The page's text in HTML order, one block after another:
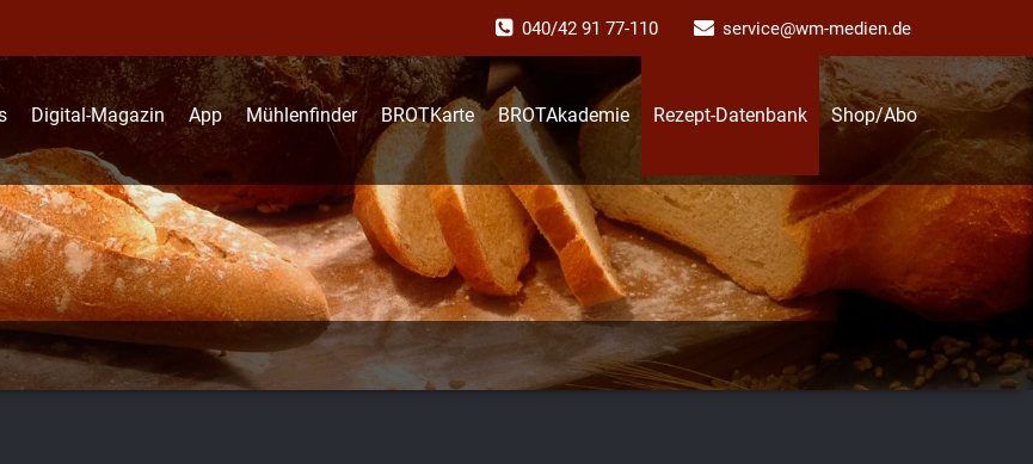
040/42 91 77-110 service@wm-medien.de
Digital-Magazin App Mühlenfinder BROTKarte BROTAkademie Rezept-Datenbank Shop/Abo